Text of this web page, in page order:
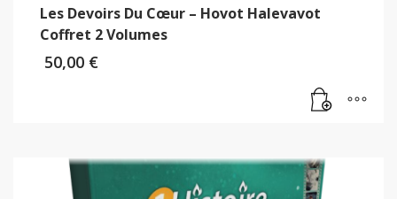
Les Devoirs Du Cœur – Hovot Halevavot
Coffret 2 Volumes
50,00 €